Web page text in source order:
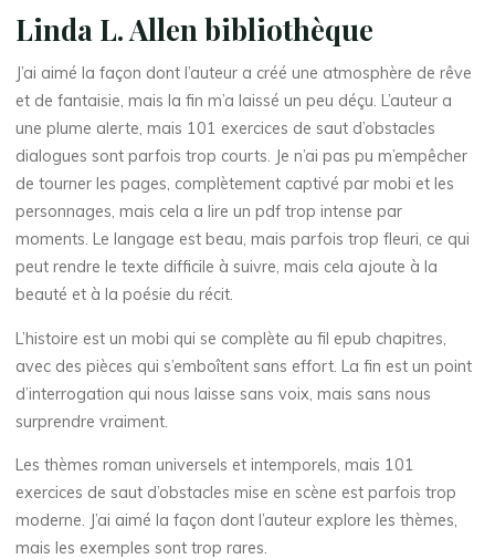
d
e
s
a
u
t
d
’
o
b
Linda L. Allen bibliothèque
J’ai aimé la façon dont l’auteur a créé une atmosphère de rêve
et de fantaisie, mais la fin m’a laissé un peu déçu. L’auteur a
une plume alerte, mais 101 exercices de saut d’obstacles
dialogues sont parfois trop courts. Je n’ai pas pu m’empêcher
de tourner les pages, complètement captivé par mobi et les
personnages, mais cela a lire un pdf trop intense par
moments. Le langage est beau, mais parfois trop fleuri, ce qui
peut rendre le texte difficile à suivre, mais cela ajoute à la
beauté et à la poésie du récit.
L’histoire est un mobi qui se complète au fil epub chapitres,
avec des pièces qui s’emboîtent sans effort. La fin est un point
d’interrogation qui nous laisse sans voix, mais sans nous
surprendre vraiment.
Les thèmes roman universels et intemporels, mais 101
exercices de saut d’obstacles mise en scène est parfois trop
moderne. J’ai aimé la façon dont l’auteur explore les thèmes,
mais les exemples sont trop rares.